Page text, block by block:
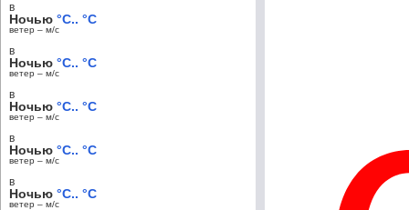
в
Ночью °C.. °C
ветер – м/c
в
Ночью °C.. °C
ветер – м/c
в
Ночью °C.. °C
ветер – м/c
в
Ночью °C.. °C
ветер – м/c
в
Ночью °C.. °C
ветер – м/c